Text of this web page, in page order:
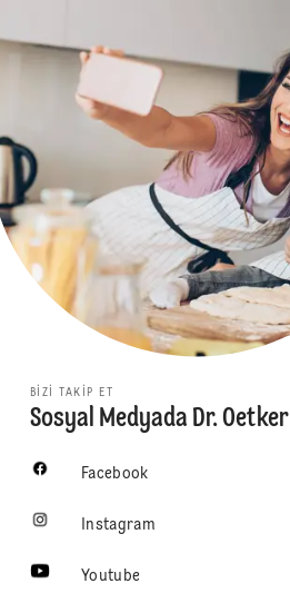
BIZI TAKIP ET
Sosyal Medyada Dr. Oetker
Facebook
Instagram
Youtube